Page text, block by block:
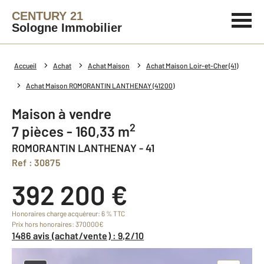
CENTURY 21
Sologne Immobilier
Accueil Achat Achat Maison Achat Maison Loir-et-Cher (41)
Achat Maison ROMORANTIN LANTHENAY (41200)
Maison à vendre
7 pièces - 160,33 m2
ROMORANTIN LANTHENAY - 41
Ref : 30875
392 200 €
Honoraires charge acquéreur: 6 % TTC
Prix hors honoraires: 370000€
1486 avis (achat/vente) : 9,2/10